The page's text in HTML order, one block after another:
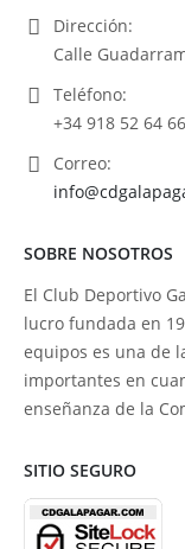
Dirección:
Calle
Teléfono:
+34 918 52 64
Correo:
SOBRE NOSOTROS
El Club Deportivo
lucro fundada en
equipos es una de
importantes en
enseñanza de la
SITIO SEGURO